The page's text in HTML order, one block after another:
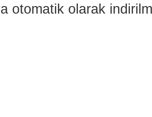
otomatik olarak